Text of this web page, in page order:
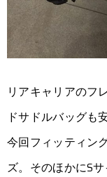
リアキャリアのフ
ドサドルバッグも
今回フィッティン
ズ。そのほかにS